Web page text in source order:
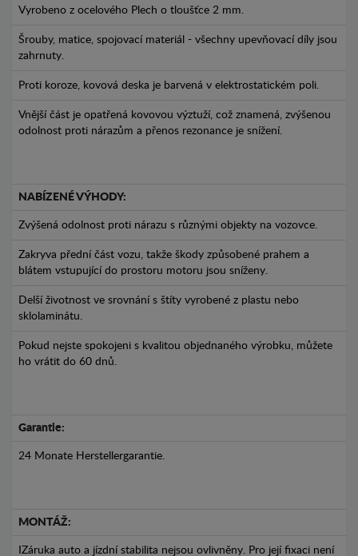
Vyrobeno z ocelového Plech o tloušťce 2 mm.
Šrouby, matice, spojovací materiál - všechny upevňovací díly jsou
zahrnuty.
Proti koroze, kovová deska je barvená v elektrostatickém poli.
Vnější část je opatřená kovovou výztuží, což znamená, zvýšenou
odolnost proti nárazům a přenos rezonance je snížení.
NABÍZENÉ VÝHODY:
Zvýšená odolnost proti nárazu s různými objekty na vozovce.
Zakryva přední část vozu, takže škody způsobené prahem a
blátem vstupující do prostoru motoru jsou sníženy.
Delší životnost ve srovnání s štíty vyrobené z plastu nebo
sklolaminátu.
Pokud nejste spokojeni s kvalitou objednaného výrobku, můžete
ho vrátit do 60 dnů.
Garantie:
24 Monate Herstellergarantie.
MONTÁŽ:
IZáruka auto a jízdní stabilita nejsou ovlivněny. Pro její fixaci není